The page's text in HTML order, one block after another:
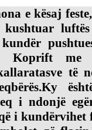
e kësaj
Koprift me
të
Ky
i ndonjë
i kundërvihet